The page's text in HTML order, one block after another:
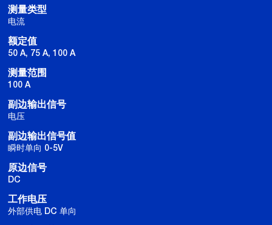
测量类型
电流
额定值
50 A, 75 A, 100 A
测量范围
100 A
副边输出信号
电压
副边输出信号值
瞬时单向 0-5V
原边信号
DC
工作电压
外部供电 DC 单向